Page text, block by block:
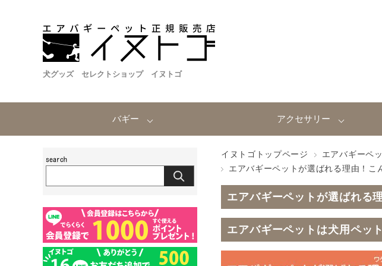
犬グッズ セレクトショップ イヌトゴ
バギー アクセサリー
イヌトゴトップページ
エアバギーペ
エアバギーペットが選ばれる理由！こ
エアバギーペットが選ばれる
エアバギーペットは犬用ペッ